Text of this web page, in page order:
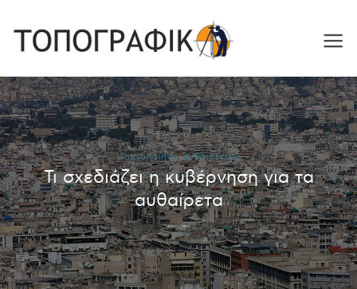
content
Τακτοποίηση αυθαιρέτων
Τι σχεδιάζει η κυβέρνηση για τα
αυθαίρετα